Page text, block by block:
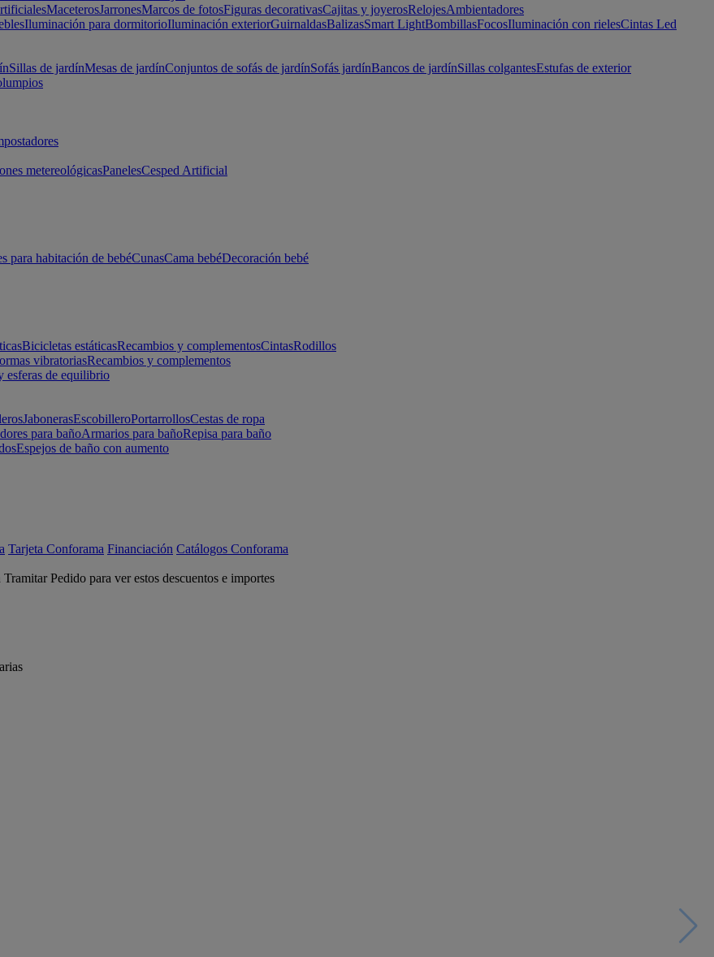
MaceterosJarronesMarcos de fotosFiguras decorativasCajitas y joyerosRelojesAmbientadores
Iluminación para dormitorioIluminación exteriorGuirnaldasBalizasSmart LightBombillasFocosIluminación con rielesCintas Led
Sillas de jardínMesas de jardínConjuntos de sofás de jardínSofás jardínBancos de jardínSillas colgantesEstufas de exterior
metereológicasPanelesCesped Artificial
para habitación de bebéCunasCama bebéDecoración bebé
Bicicletas estáticasRecambios y complementosCintasRodillos
vibratoriasRecambios y complementos
esferas de equilibrio
JabonerasEscobilleroPortarrollosCestas de ropa
para bañoArmarios para bañoRepisa para baño
Espejos de baño con aumento
Tarjeta Conforama Financiación Catálogos Conforama
Pedido para ver estos descuentos e importes